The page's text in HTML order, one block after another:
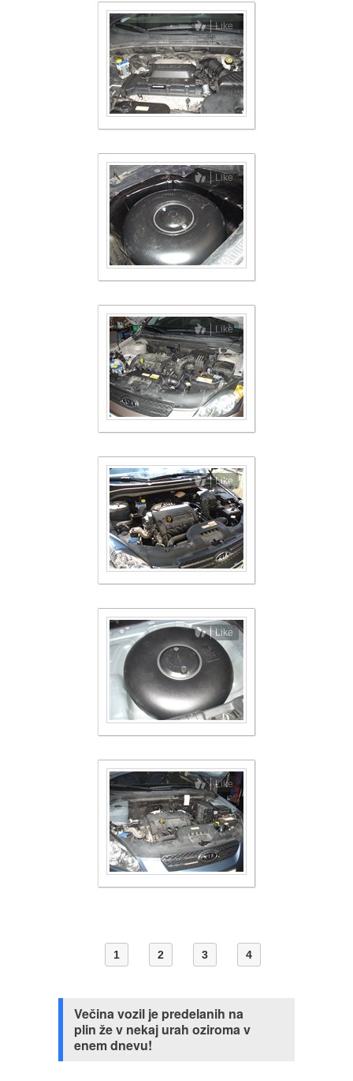
Like
Like
Like
Like
Like
Like
1 2 3 4
Večina vozil je predelanih na
plin že v nekaj urah oziroma v
enem dnevu!